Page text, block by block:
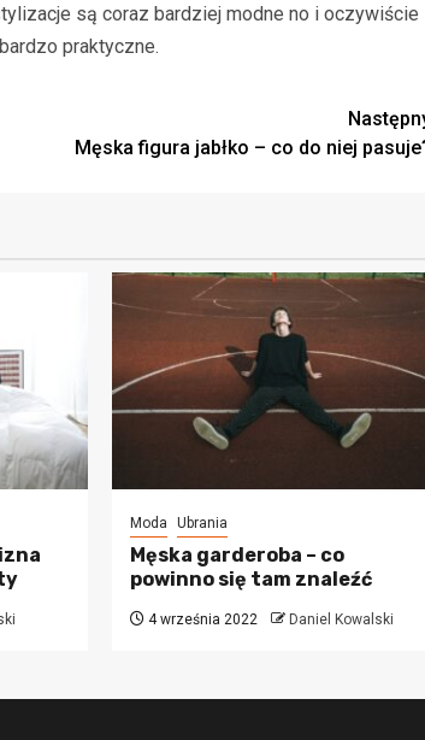
są coraz bardziej modne no i oczywiście
praktyczne.
Męska figura jabłko – co do niej
Moda Ubrania
Męska garderoba – co
powinno się tam znaleźć
4 września 2022 Daniel Kowalski